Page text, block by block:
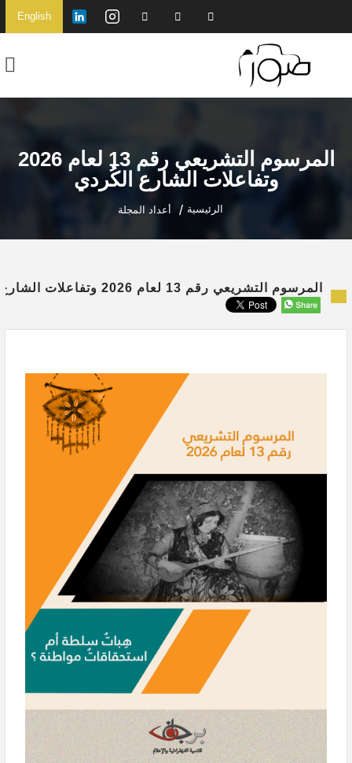
English
المرسوم التشريعي رقم 13 لعام 2026
وتفاعلات الشارع الكُردي
الرئيسية أعداد المجلة
المرسوم التشريعي رقم 13 لعام 2026 وتفاعلات الشارع الكُردي